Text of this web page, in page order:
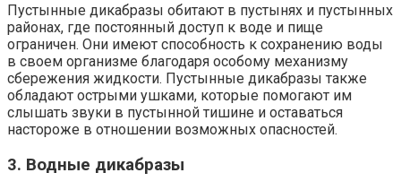
Пустынные дикабразы обитают в пустынях и пустынных
районах, где постоянный доступ к воде и пище
ограничен. Они имеют способность к сохранению воды
в своем организме благодаря особому механизму
сбережения жидкости. Пустынные дикабразы также
обладают острыми ушками, которые помогают им
слышать звуки в пустынной тишине и оставаться
настороже в отношении возможных опасностей.
3. Водные дикабразы